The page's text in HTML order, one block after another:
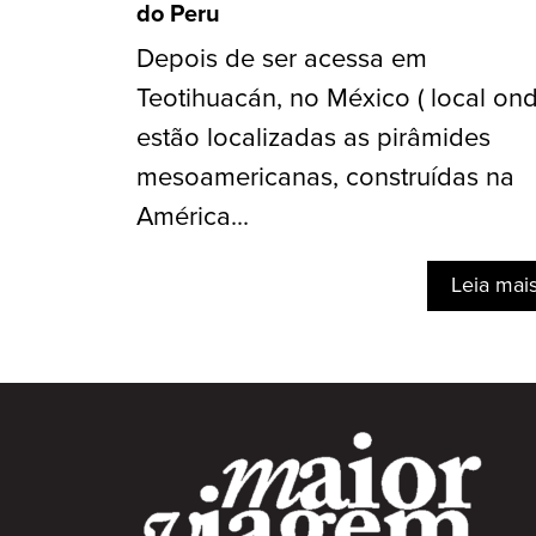
do Peru
Depois de ser acessa em
Teotihuacán, no México ( local
estão localizadas as pirâmides
mesoamericanas, construídas na
América...
Leia